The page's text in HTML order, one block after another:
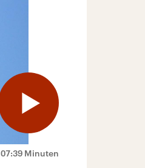
07:39 Minuten